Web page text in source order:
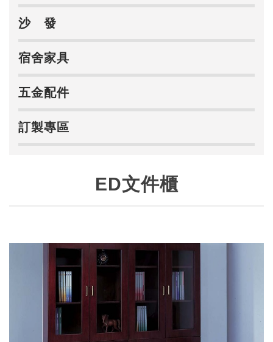
沙 發
宿舍家具
五金配件
訂製專區
ED文件櫃